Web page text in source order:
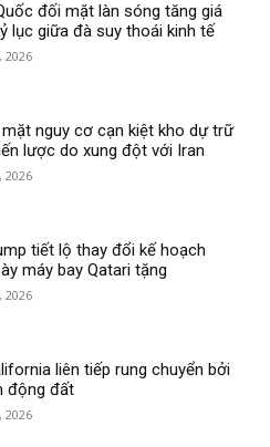
đối mặt làn sóng tăng giá
lục giữa đà suy thoái kinh tế
2026
mặt nguy cơ cạn kiệt kho dự trữ
lược do xung đột với Iran
2026
tiết lộ thay đổi kế hoạch
máy bay Qatari tặng
2026
liên tiếp rung chuyển bởi
động đất
2026